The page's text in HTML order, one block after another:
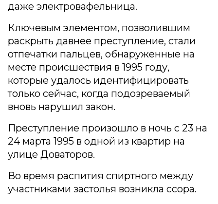
даже электровафельница.
Ключевым элементом, позволившим
раскрыть давнее преступление, стали
отпечатки пальцев, обнаруженные на
месте происшествия в 1995 году,
которые удалось идентифицировать
только сейчас, когда подозреваемый
вновь нарушил закон.
Преступление произошло в ночь с 23 на
24 марта 1995 в одной из квартир на
улице Доваторов.
Во время распития спиртного между
участниками застолья возникла ссора.